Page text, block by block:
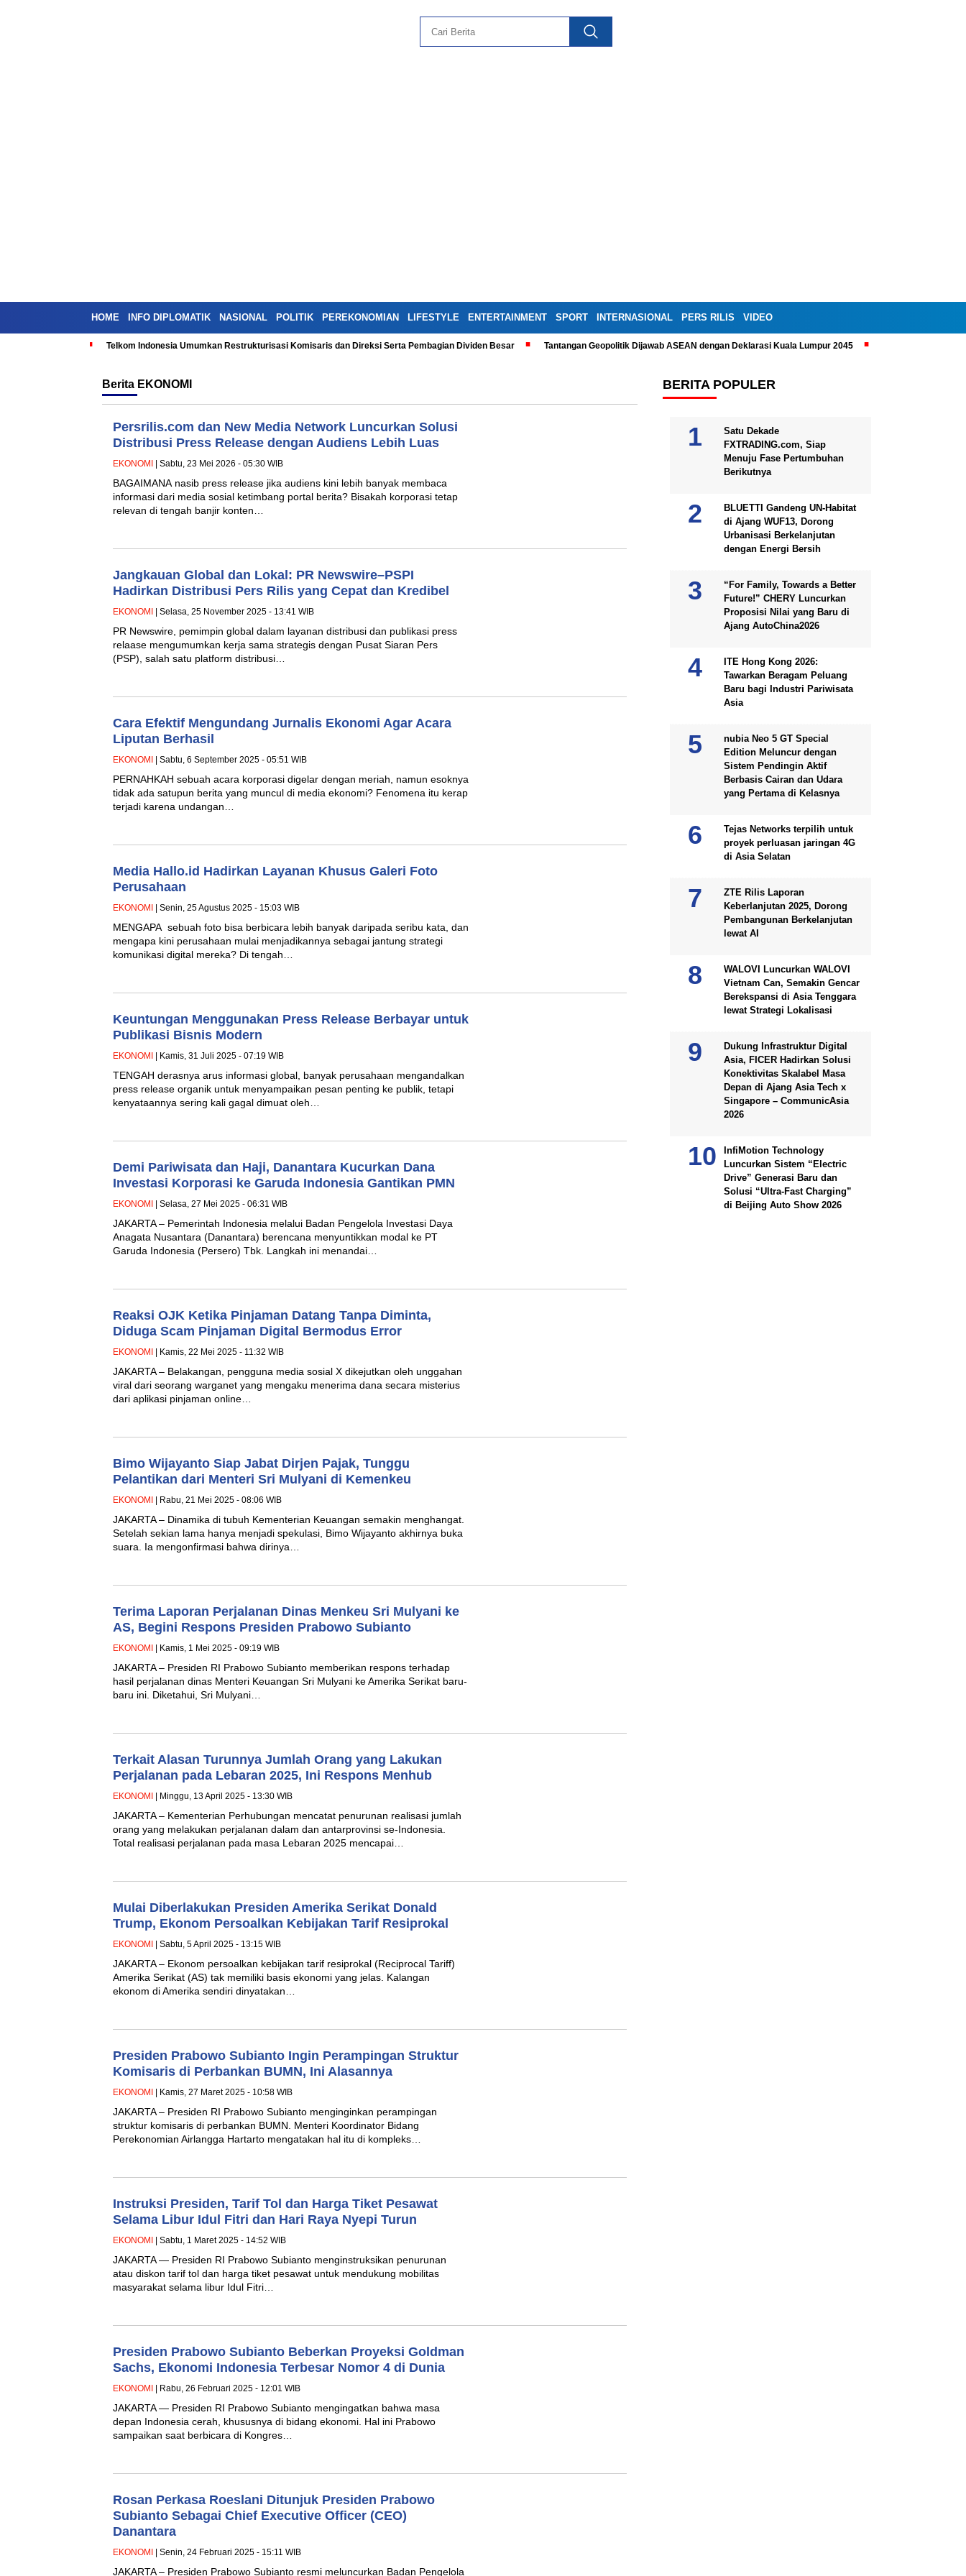
HOME INFO DIPLOMATIK NASIONAL POLITIK PEREKONOMIAN LIFESTYLE ENTERTAINMENT SPORT INTERNASIONAL PERS RILIS VIDEO
Telkom Indonesia Umumkan Restrukturisasi Komisaris dan Direksi Serta Pembagian Dividen Besar Tantangan Geopolitik Dijawab ASEAN dengan Deklarasi Kuala Lumpur 2045
Berita EKONOMI
Persrilis.com dan New Media Network Luncurkan Solusi
Distribusi Press Release dengan Audiens Lebih Luas
EKONOMI | Sabtu, 23 Mei 2026 - 05:30 WIB
BAGAIMANA nasib press release jika audiens kini lebih banyak membaca
informasi dari media sosial ketimbang portal berita? Bisakah korporasi tetap
relevan di tengah banjir konten…
Jangkauan Global dan Lokal: PR Newswire–PSPI
Hadirkan Distribusi Pers Rilis yang Cepat dan Kredibel
EKONOMI | Selasa, 25 November 2025 - 13:41 WIB
PR Newswire, pemimpin global dalam layanan distribusi dan publikasi press
relaase mengumumkan kerja sama strategis dengan Pusat Siaran Pers
(PSP), salah satu platform distribusi…
Cara Efektif Mengundang Jurnalis Ekonomi Agar Acara
Liputan Berhasil
EKONOMI | Sabtu, 6 September 2025 - 05:51 WIB
PERNAHKAH sebuah acara korporasi digelar dengan meriah, namun esoknya
tidak ada satupun berita yang muncul di media ekonomi? Fenomena itu kerap
terjadi karena undangan…
Media Hallo.id Hadirkan Layanan Khusus Galeri Foto
Perusahaan
EKONOMI | Senin, 25 Agustus 2025 - 15:03 WIB
MENGAPA sebuah foto bisa berbicara lebih banyak daripada seribu kata, dan
mengapa kini perusahaan mulai menjadikannya sebagai jantung strategi
komunikasi digital mereka? Di tengah…
Keuntungan Menggunakan Press Release Berbayar untuk
Publikasi Bisnis Modern
EKONOMI | Kamis, 31 Juli 2025 - 07:19 WIB
TENGAH derasnya arus informasi global, banyak perusahaan mengandalkan
press release organik untuk menyampaikan pesan penting ke publik, tetapi
kenyataannya sering kali gagal dimuat oleh…
Demi Pariwisata dan Haji, Danantara Kucurkan Dana
Investasi Korporasi ke Garuda Indonesia Gantikan PMN
EKONOMI | Selasa, 27 Mei 2025 - 06:31 WIB
JAKARTA – Pemerintah Indonesia melalui Badan Pengelola Investasi Daya
Anagata Nusantara (Danantara) berencana menyuntikkan modal ke PT
Garuda Indonesia (Persero) Tbk. Langkah ini menandai…
Reaksi OJK Ketika Pinjaman Datang Tanpa Diminta,
Diduga Scam Pinjaman Digital Bermodus Error
EKONOMI | Kamis, 22 Mei 2025 - 11:32 WIB
JAKARTA – Belakangan, pengguna media sosial X dikejutkan oleh unggahan
viral dari seorang warganet yang mengaku menerima dana secara misterius
dari aplikasi pinjaman online…
Bimo Wijayanto Siap Jabat Dirjen Pajak, Tunggu
Pelantikan dari Menteri Sri Mulyani di Kemenkeu
EKONOMI | Rabu, 21 Mei 2025 - 08:06 WIB
JAKARTA – Dinamika di tubuh Kementerian Keuangan semakin menghangat.
Setelah sekian lama hanya menjadi spekulasi, Bimo Wijayanto akhirnya buka
suara. Ia mengonfirmasi bahwa dirinya…
Terima Laporan Perjalanan Dinas Menkeu Sri Mulyani ke
AS, Begini Respons Presiden Prabowo Subianto
EKONOMI | Kamis, 1 Mei 2025 - 09:19 WIB
JAKARTA – Presiden RI Prabowo Subianto memberikan respons terhadap
hasil perjalanan dinas Menteri Keuangan Sri Mulyani ke Amerika Serikat baru-
baru ini. Diketahui, Sri Mulyani…
Terkait Alasan Turunnya Jumlah Orang yang Lakukan
Perjalanan pada Lebaran 2025, Ini Respons Menhub
EKONOMI | Minggu, 13 April 2025 - 13:30 WIB
JAKARTA – Kementerian Perhubungan mencatat penurunan realisasi jumlah
orang yang melakukan perjalanan dalam dan antarprovinsi se-Indonesia.
Total realisasi perjalanan pada masa Lebaran 2025 mencapai…
Mulai Diberlakukan Presiden Amerika Serikat Donald
Trump, Ekonom Persoalkan Kebijakan Tarif Resiprokal
EKONOMI | Sabtu, 5 April 2025 - 13:15 WIB
JAKARTA – Ekonom persoalkan kebijakan tarif resiprokal (Reciprocal Tariff)
Amerika Serikat (AS) tak memiliki basis ekonomi yang jelas. Kalangan
ekonom di Amerika sendiri dinyatakan…
Presiden Prabowo Subianto Ingin Perampingan Struktur
Komisaris di Perbankan BUMN, Ini Alasannya
EKONOMI | Kamis, 27 Maret 2025 - 10:58 WIB
JAKARTA – Presiden RI Prabowo Subianto menginginkan perampingan
struktur komisaris di perbankan BUMN. Menteri Koordinator Bidang
Perekonomian Airlangga Hartarto mengatakan hal itu di kompleks…
Instruksi Presiden, Tarif Tol dan Harga Tiket Pesawat
Selama Libur Idul Fitri dan Hari Raya Nyepi Turun
EKONOMI | Sabtu, 1 Maret 2025 - 14:52 WIB
JAKARTA — Presiden RI Prabowo Subianto menginstruksikan penurunan
atau diskon tarif tol dan harga tiket pesawat untuk mendukung mobilitas
masyarakat selama libur Idul Fitri…
Presiden Prabowo Subianto Beberkan Proyeksi Goldman
Sachs, Ekonomi Indonesia Terbesar Nomor 4 di Dunia
EKONOMI | Rabu, 26 Februari 2025 - 12:01 WIB
JAKARTA — Presiden RI Prabowo Subianto mengingatkan bahwa masa
depan Indonesia cerah, khususnya di bidang ekonomi. Hal ini Prabowo
sampaikan saat berbicara di Kongres…
Rosan Perkasa Roeslani Ditunjuk Presiden Prabowo
Subianto Sebagai Chief Executive Officer (CEO)
Danantara
EKONOMI | Senin, 24 Februari 2025 - 15:11 WIB
JAKARTA – Presiden Prabowo Subianto resmi meluncurkan Badan Pengelola
BERITA POPULER
Satu Dekade
FXTRADING.com, Siap
Menuju Fase Pertumbuhan
Berikutnya
BLUETTI Gandeng UN-Habitat
di Ajang WUF13, Dorong
Urbanisasi Berkelanjutan
dengan Energi Bersih
“For Family, Towards a Better
Future!” CHERY Luncurkan
Proposisi Nilai yang Baru di
Ajang AutoChina2026
ITE Hong Kong 2026:
Tawarkan Beragam Peluang
Baru bagi Industri Pariwisata
Asia
nubia Neo 5 GT Special
Edition Meluncur dengan
Sistem Pendingin Aktif
Berbasis Cairan dan Udara
yang Pertama di Kelasnya
Tejas Networks terpilih untuk
proyek perluasan jaringan 4G
di Asia Selatan
ZTE Rilis Laporan
Keberlanjutan 2025, Dorong
Pembangunan Berkelanjutan
lewat AI
WALOVI Luncurkan WALOVI
Vietnam Can, Semakin Gencar
Berekspansi di Asia Tenggara
lewat Strategi Lokalisasi
Dukung Infrastruktur Digital
Asia, FICER Hadirkan Solusi
Konektivitas Skalabel Masa
Depan di Ajang Asia Tech x
Singapore – CommunicAsia
2026
InfiMotion Technology
Luncurkan Sistem “Electric
Drive” Generasi Baru dan
Solusi “Ultra-Fast Charging”
di Beijing Auto Show 2026